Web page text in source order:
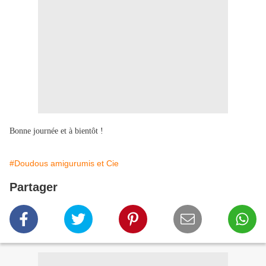
Bonne journée et à bientôt !
#Doudous amigurumis et Cie
Partager